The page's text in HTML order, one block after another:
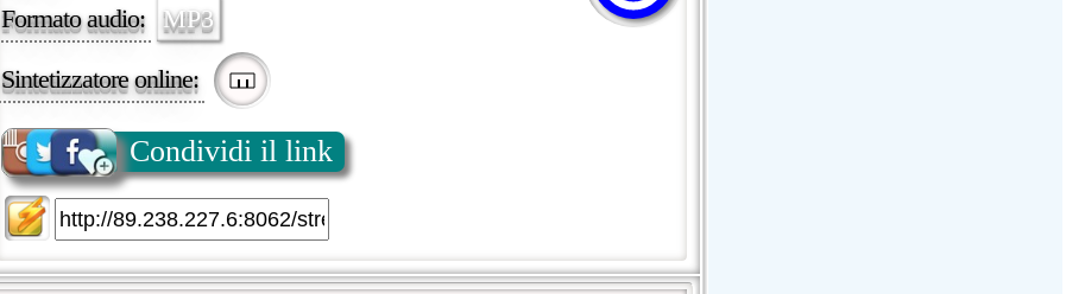
Formato audio: MP3
Sintetizzatore online:
Condividi il link